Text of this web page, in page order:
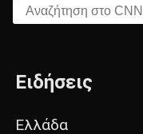
Αναζήτηση στο CNN.gr
Ειδήσεις
Ελλάδα